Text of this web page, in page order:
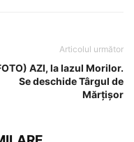
Articolul următor
AZI, la Iazul Morilor.
Se deschide Târgul de
Mărțișor